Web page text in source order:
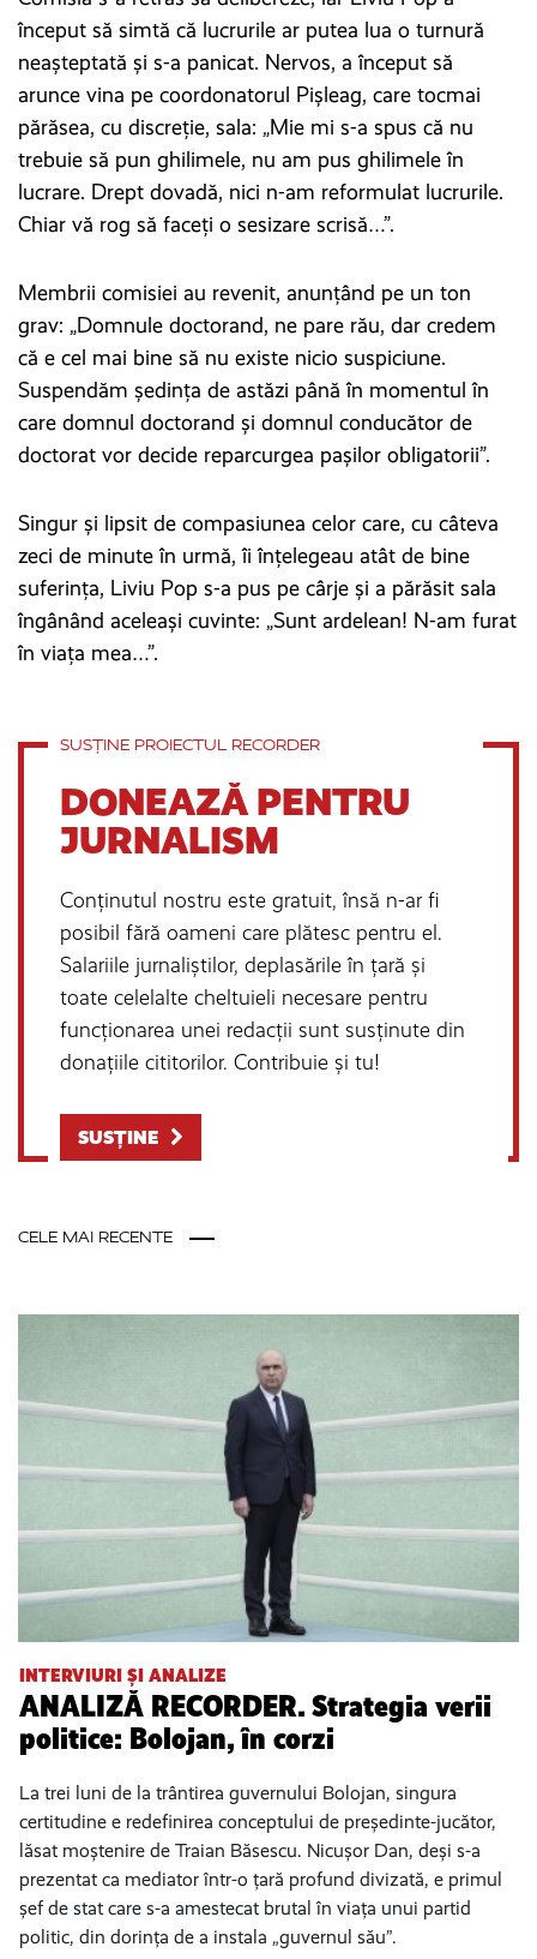
început să simtă că lucrurile ar putea lua o turnură
neașteptată și s-a panicat. Nervos, a început să
arunce vina pe coordonatorul Pișleag, care tocmai
părăsea, cu discreție, sala: „Mie mi s-a spus că nu
trebuie să pun ghilimele, nu am pus ghilimele în
lucrare. Drept dovadă, nici n-am reformulat lucrurile.
Chiar vă rog să faceţi o sesizare scrisă…”.
Membrii comisiei au revenit, anunțând pe un ton
grav: „Domnule doctorand, ne pare rău, dar credem
că e cel mai bine să nu existe nicio suspiciune.
Suspendăm ședința de astăzi până în momentul în
care domnul doctorand și domnul conducător de
doctorat vor decide reparcurgea pașilor obligatorii”.
Singur și lipsit de compasiunea celor care, cu câteva
zeci de minute în urmă, îi înțelegeau atât de bine
suferința, Liviu Pop s-a pus pe cârje și a părăsit sala
îngânând aceleași cuvinte: „Sunt ardelean! N-am furat
în viața mea…”.
SUSȚINE PROIECTUL RECORDER
DONEAZĂ PENTRU
JURNALISM
Conținutul nostru este gratuit, însă n-ar fi
posibil fără oameni care plătesc pentru el.
Salariile jurnaliștilor, deplasările în țară și
toate celelalte cheltuieli necesare pentru
funcționarea unei redacții sunt susținute din
donațiile cititorilor. Contribuie și tu!
SUSȚINE
CELE MAI RECENTE
INTERVIURI ȘI ANALIZE
ANALIZĂ RECORDER. Strategia verii
politice: Bolojan, în corzi
La trei luni de la trântirea guvernului Bolojan, singura
certitudine e redefinirea conceptului de președinte-jucător,
lăsat moștenire de Traian Băsescu. Nicușor Dan, deși s-a
prezentat ca mediator într-o țară profund divizată, e primul
șef de stat care s-a amestecat brutal în viața unui partid
politic, din dorința de a instala „guvernul său”.